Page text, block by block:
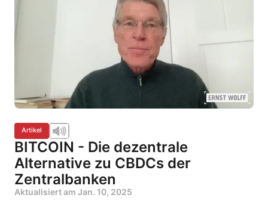
Artikel
BITCOIN - Die dezentrale
Alternative zu CBDCs der
Zentralbanken
Aktualisiert am Jan. 10, 2025